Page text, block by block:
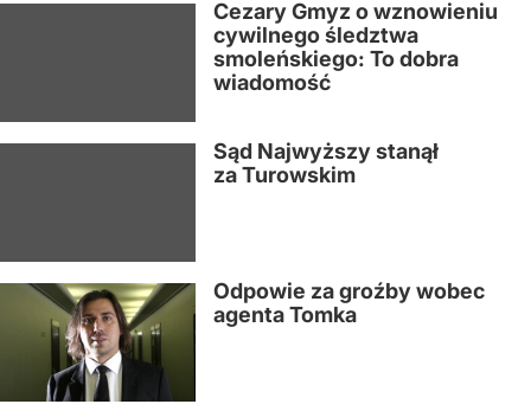
Cezary Gmyz o wznowieniu
cywilnego śledztwa
smoleńskiego: To dobra
wiadomość
Sąd Najwyższy stanął
za Turowskim
Odpowie za groźby wobec
agenta Tomka